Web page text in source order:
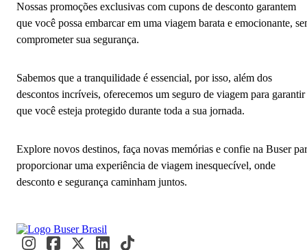
Nossas promoções exclusivas com cupons de desconto garantem
que você possa embarcar em uma viagem barata e emocionante,
comprometer sua segurança.
Sabemos que a tranquilidade é essencial, por isso, além dos
descontos incríveis, oferecemos um seguro de viagem para garantir
que você esteja protegido durante toda a sua jornada.
Explore novos destinos, faça novas memórias e confie na Buser
proporcionar uma experiência de viagem inesquecível, onde
desconto e segurança caminham juntos.